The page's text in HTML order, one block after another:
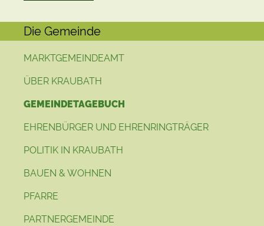
Die Gemeinde
MARKTGEMEINDEAMT
ÜBER KRAUBATH
GEMEINDETAGEBUCH
EHRENBÜRGER UND EHRENRINGTRÄGER
POLITIK IN KRAUBATH
BAUEN & WOHNEN
PFARRE
PARTNERGEMEINDE